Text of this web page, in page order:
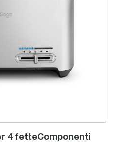
4 fetteComponenti